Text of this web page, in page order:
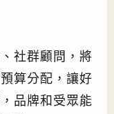
社群顧問，將
算分配，讓好
品牌和受眾能